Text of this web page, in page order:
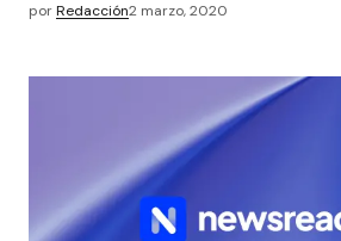
porRedacción2 marzo, 2020